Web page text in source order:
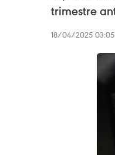
trimestre
18/04/2025 03:05